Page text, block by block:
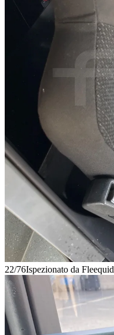
22/76Ispezionato da Fleequid